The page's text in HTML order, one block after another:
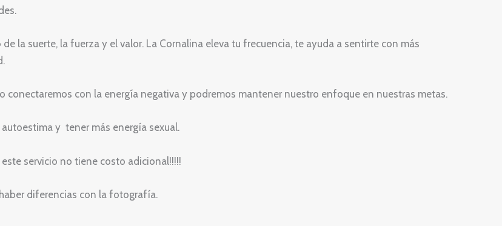
la suerte, la fuerza y el valor. La Cornalina eleva tu frecuencia, te ayuda a sentirte con más
con la energía negativa y podremos mantener nuestro enfoque en nuestras metas.
y tener más energía sexual.
servicio no tiene costo adicional!!!!!
diferencias con la fotografía.